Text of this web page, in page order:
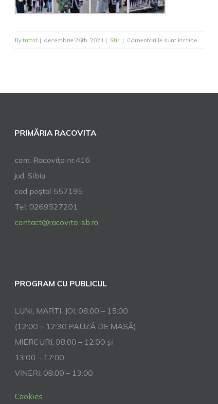
By tnttnt | decembrie 26th, 2021 | Stiri | Comentariile sunt închise
PRIMĂRIA RACOVITA
com. Racoviţa nr.416
jud. Sibiu
cod poştal 557195
Tel: 0269527201
contact@racovita-sb.ro
PROGRAM CU PUBLICUL
LUNI, MARTI, JOI: 08:00 – 15:00
(12:00 – 12:30 PAUZĂ DE MASĂ)
MIERCURI: 08:00 – 12:00 și
13:00 – 17:00
VINERI: 08:00 – 13:00
Cookies